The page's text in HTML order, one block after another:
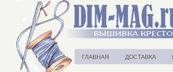
ГЛАВНАЯ ДОСТАВКА